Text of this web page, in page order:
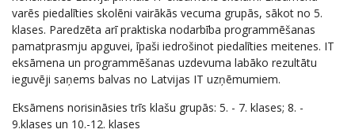
varēs piedalīties skolēni vairākās vecuma grupās, sākot no 5.
klases. Paredzēta arī praktiska nodarbība programmēšanas
pamatprasmju apguvei, īpaši iedrošinot piedalīties meitenes. IT
eksāmena un programmēšanas uzdevuma labāko rezultātu
ieguvēji saņems balvas no Latvijas IT uzņēmumiem.
Eksāmens norisināsies trīs klašu grupās: 5. - 7. klases; 8. -
9.klases un 10.-12. klases